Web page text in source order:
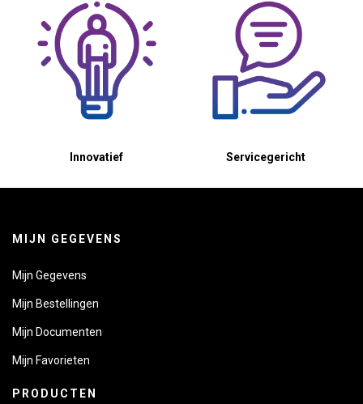
Innovatief Servicegericht
MIJN GEGEVENS
Mijn Gegevens
Mijn Bestellingen
Mijn Documenten
Mijn Favorieten
PRODUCTEN